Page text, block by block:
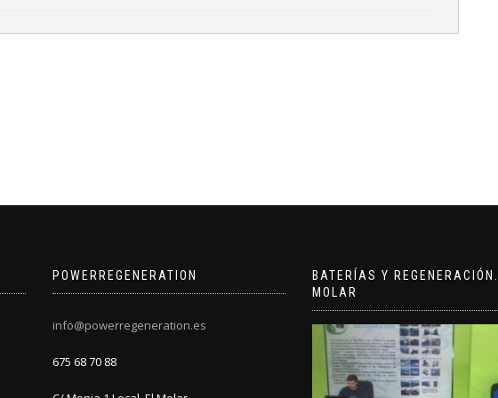
POWERREGENERATION
info@powerregeneration.es
675 68 70 88
BATERÍAS Y
MOLAR